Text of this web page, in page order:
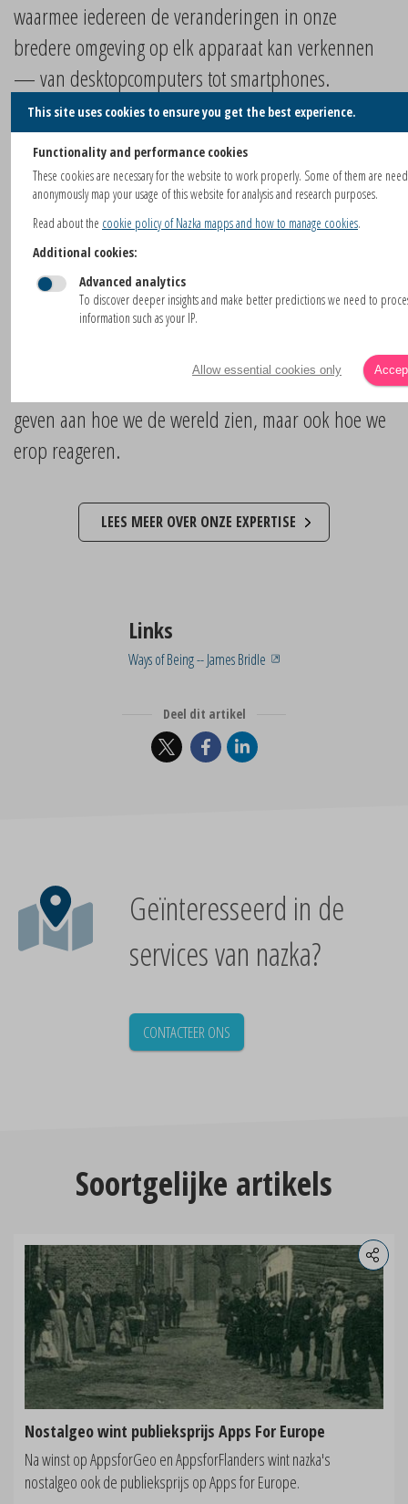
waarmee iedereen de veranderingen in onze
bredere omgeving op elk apparaat kan verkennen
— van desktopcomputers tot smartphones.
Onze interactieve kaarten en geodata services bieden
realtime inzichten in veranderingen over de hele
wereld. Met deze diensten stellen we gebruikers in
staat om op de schaal van bossen, oceanen en
complete ecosystemen te denken, en zo een dieper
begrip te ontwikkelen van onze plaats binnen deze
grotere systemen. Ons doel is om hulpmiddelen te
creëren die — door de kloof tussen data en
toegankelijkheid te overbruggen — niet alleen vorm
geven aan hoe we de wereld zien, maar ook hoe we
erop reageren.
LEES MEER OVER ONZE EXPERTISE
Links
Ways of Being -- James Bridle
Deel dit artikel
Geïnteresseerd in de
services van nazka?
CONTACTEER ONS
Soortgelijke artikels
Nostalgeo wint publieksprijs Apps For Europe
Na winst op AppsforGeo en AppsforFlanders wint nazka's
nostalgeo ook de publieksprijs op Apps for Europe.
This site uses cookies to ensure you get the best experience.
Functionality and performance cookies
These cookies are necessary for the website to work properly. Some of them are
anonymously map your usage of this website for analysis and research purposes.
Read about the cookie policy of Nazka mapps and how to manage cookies.
Additional cookies:
Advanced analytics
To discover deeper insights and make better predictions we need to
information such as your IP.
Allow essential cookies only